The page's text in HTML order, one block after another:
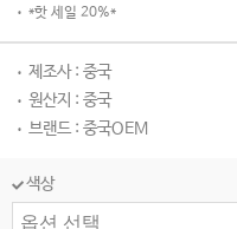
*핫 세일 20%*
제조사 : 중국
원산지 : 중국
브랜드 : 중국OEM
색상